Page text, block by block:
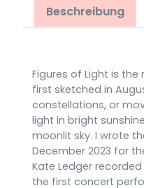
MengeBeschreibung
Figures of Light is
first sketched in
constellations, or
light in bright
moonlit sky. I wrote
December 2023 for
Kate Ledger
the first concert